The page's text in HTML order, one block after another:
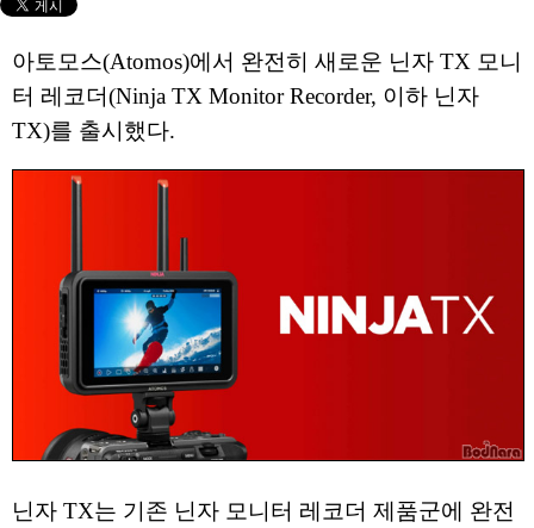
아토모스(Atomos)에서 완전히 새로운 닌자 TX 모니
터 레코더(Ninja TX Monitor Recorder, 이하 닌자
TX)를 출시했다.
닌자 TX는 기존 닌자 모니터 레코더 제품군에 완전